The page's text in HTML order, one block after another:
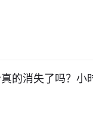
的消失了吗？小